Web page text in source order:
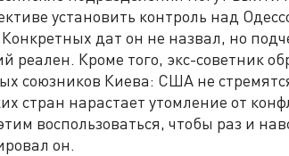
установить контроль над
дат он не назвал, но
реален. Кроме того, экс-советник
союзников Киева: США не
стран нарастает утомление от
воспользоваться, чтобы раз и
он.